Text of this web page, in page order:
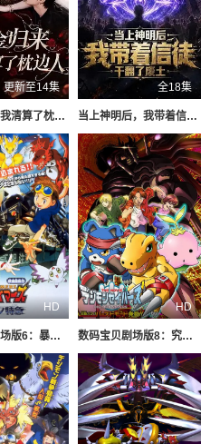
更新至14集
千金归来：我清算了枕边人
全18集
当上神明后，我带着信徒干翻了废土
HD
数码宝贝剧场版6：暴走特急
HD
数码宝贝剧场版8：究极力量！爆裂模式发动